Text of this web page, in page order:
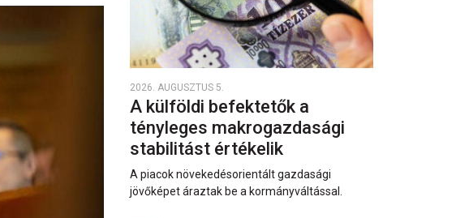
2026. AUGUSZTUS 5.
A külföldi befektetők a
tényleges makrogazdasági
stabilitást értékelik
A piacok növekedésorientált gazdasági
jövőképet áraztak be a kormányváltással.